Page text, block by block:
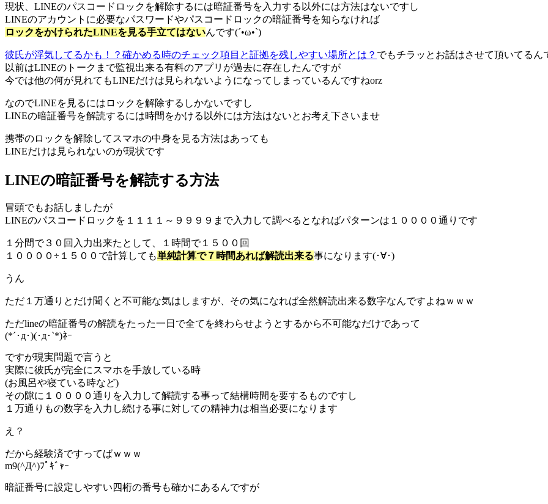
現状、LINEのパスコードロックを解除するには暗証番号を入力する以外には方法はないですし
LINEのアカウントに必要なパスワードやパスコードロックの暗証番号を知らなければ
ロックをかけられたLINEを見る手立てはないんです(´•ω•`)
彼氏が浮気してるかも！？確かめる時のチェック項目と証拠を残しやすい場所とは？ でもチラッとお話はさせて頂いてるん
以前はLINEのトークまで監視出来る有料のアプリが過去に存在したんですが
今では他の何が見れてもLINEだけは見られないようになってしまっているんですねorz
なのでLINEを見るにはロックを解除するしかないですし
LINEの暗証番号を解読するには時間をかける以外には方法はないとお考え下さいませ
携帯のロックを解除してスマホの中身を見る方法はあっても
LINEだけは見られないのが現状です
LINEの暗証番号を解読する方法
冒頭でもお話しましたが
LINEのパスコードロックを１１１１～９９９９まで入力して調べるとなればパターンは１００００通りです
１分間で３０回入力出来たとして、１時間で１５００回
１００００÷１５００で計算しても単純計算で７時間あれば解読出来る事になります(･∀･)
うん
ただ１万通りとだけ聞くと不可能な気はしますが、その気になれば全然解読出来る数字なんですよねｗｗｗ
ただlineの暗証番号の解読をたった一日で全てを終わらせようとするから不可能なだけであって
(*´･д･)(･д･`*)ﾈｰ
ですが現実問題で言うと
実際に彼氏が完全にスマホを手放している時
(お風呂や寝ている時など)
その隙に１００００通りを入力して解読する事って結構時間を要するものですし
１万通りもの数字を入力し続ける事に対しての精神力は相当必要になります
え？
だから経験済ですってばｗｗｗ
m9(^Д^)ﾌﾟｷﾞｬｰ
暗証番号に設定しやすい四桁の番号も確かにあるんですが